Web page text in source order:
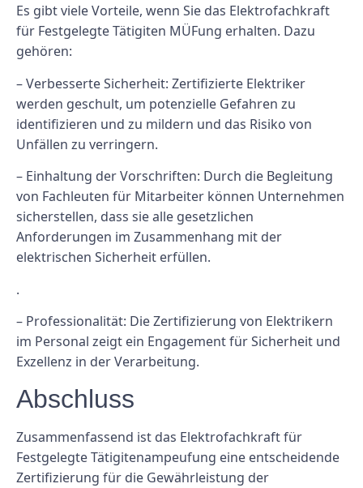
Es gibt viele Vorteile, wenn Sie das Elektrofachkraft
für Festgelegte Tätigiten MÜFung erhalten. Dazu
gehören:
– Verbesserte Sicherheit: Zertifizierte Elektriker
werden geschult, um potenzielle Gefahren zu
identifizieren und zu mildern und das Risiko von
Unfällen zu verringern.
– Einhaltung der Vorschriften: Durch die Begleitung
von Fachleuten für Mitarbeiter können Unternehmen
sicherstellen, dass sie alle gesetzlichen
Anforderungen im Zusammenhang mit der
elektrischen Sicherheit erfüllen.
.
– Professionalität: Die Zertifizierung von Elektrikern
im Personal zeigt ein Engagement für Sicherheit und
Exzellenz in der Verarbeitung.
Abschluss
Zusammenfassend ist das Elektrofachkraft für
Festgelegte Tätigitenampeufung eine entscheidende
Zertifizierung für die Gewährleistung der